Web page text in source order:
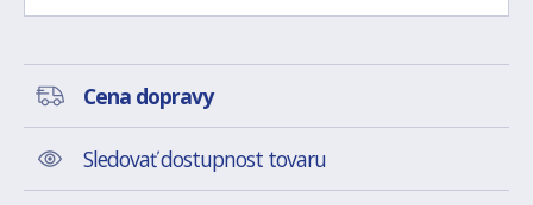
Cena dopravy
Sledovať dostupnost tovaru